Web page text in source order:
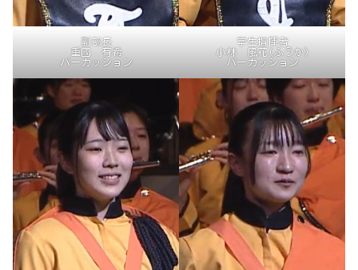
副部長
重國 有希
パーカッション
学生指揮者
小林 風花(ふうか)
パーカッション